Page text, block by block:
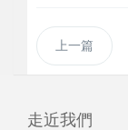
上一篇
走近我們